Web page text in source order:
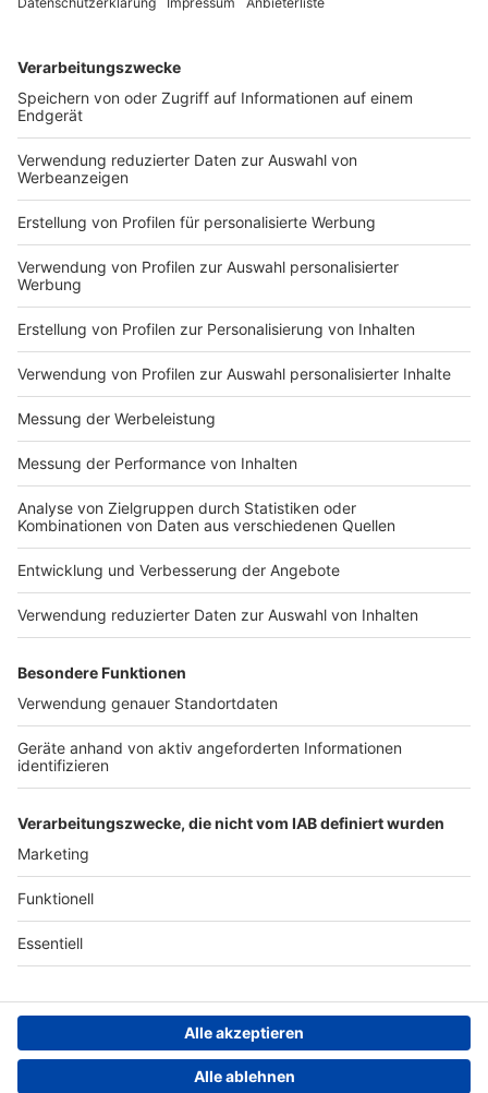
dokumentierte ihren Kampf dagegen.
DEINE GEMERKTEN ARTIKEL
Du hast dir noch keine Artikel gemerkt
Markiere sie hierfür mit einem
Impressum
Nutzungsbedingungen
Jobs
Presse
Werben
Archiv
ANTENNE BAYERN GROUP
Stiftung ANTENNE BAYERN
hilft
Teilnahmebedingungen
Grounding Page ANTENNE
BAYERN
Kontakt
Studio-Hotline
Verkehrs-Hotline
Datenschutz­erklärung
einstellungen
Persönliche Datenkontrolle
Newsletter